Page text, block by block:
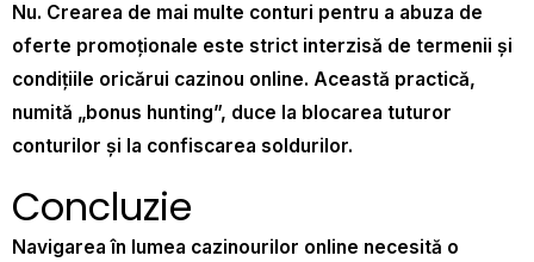
Nu. Crearea de mai multe conturi pentru a abuza de
oferte promoționale este strict interzisă de termenii și
condițiile oricărui cazinou online. Această practică,
numită „bonus hunting”, duce la blocarea tuturor
conturilor și la confiscarea soldurilor.
Concluzie
Navigarea în lumea cazinourilor online necesită o